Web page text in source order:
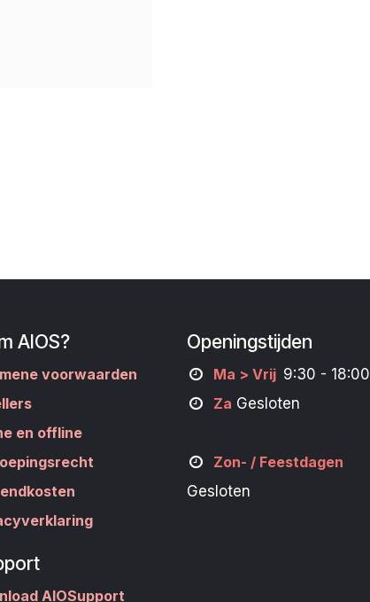
AIOS?
voorwaarden
en offline
Openingstijden
Ma > Vrij 9:30 - 18:00
Za Gesloten
Zon- / Feestdagen
Gesloten
AIOSupport